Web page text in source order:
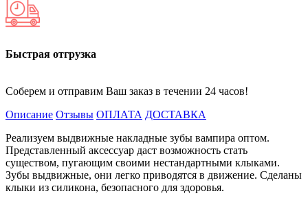
Быстрая отгрузка
Соберем и отправим Ваш заказ в течении 24 часов!
Описание Отзывы ОПЛАТА ДОСТАВКА
Реализуем выдвижные накладные зубы вампира оптом.
Представленный аксессуар даст возможность стать
существом, пугающим своими нестандартными клыками.
Зубы выдвижные, они легко приводятся в движение. Сделаны
клыки из силикона, безопасного для здоровья.